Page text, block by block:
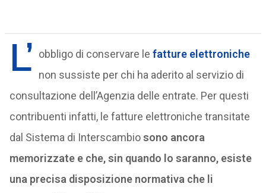
L’ obbligo di conservare le fatture elettroniche
non sussiste per chi ha aderito al servizio di
consultazione dell’Agenzia delle entrate. Per questi
contribuenti infatti, le fatture elettroniche transitate
dal Sistema di Interscambiosono ancora
memorizzate e che, sin quando lo saranno, esiste
una precisa disposizione normativa che li